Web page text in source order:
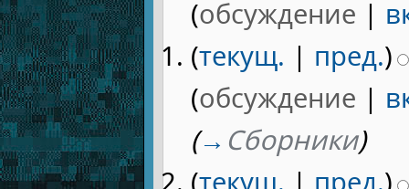
(обсуждение |
(текущ. | пред.)
(обсуждение |
(→ Сборники)
(текущ. | пред.)